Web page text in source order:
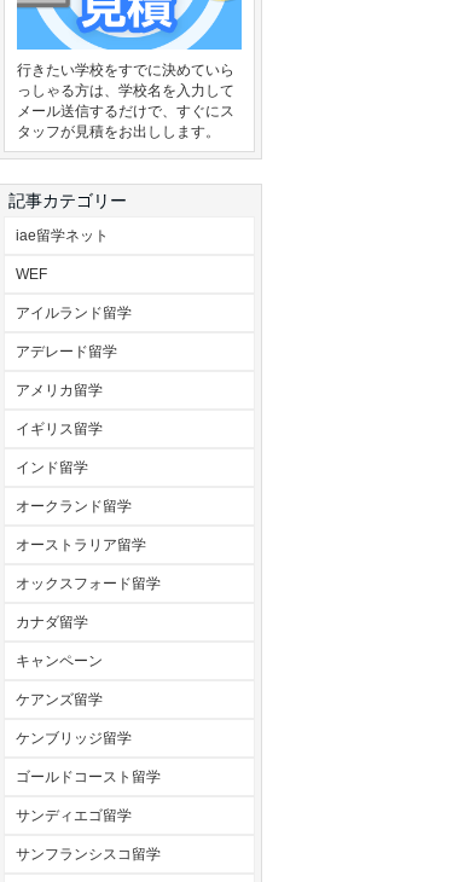
行きたい学校をすでに決めていら
っしゃる方は、学校名を入力して
メール送信するだけで、すぐにス
タッフが見積をお出しします。
記事カテゴリー
iae留学ネット
WEF
アイルランド留学
アデレード留学
アメリカ留学
イギリス留学
インド留学
オークランド留学
オーストラリア留学
オックスフォード留学
カナダ留学
キャンペーン
ケアンズ留学
ケンブリッジ留学
ゴールドコースト留学
サンディエゴ留学
サンフランシスコ留学